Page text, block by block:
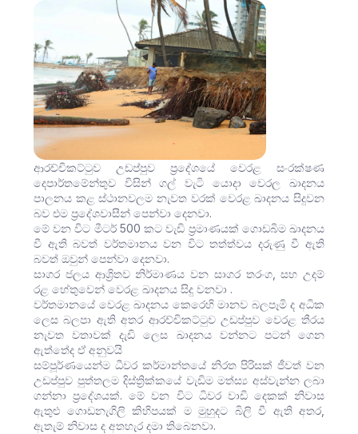
ආරච්චිකට්ටුව උඩප්පුව ප්‍රදේශයේ වෙරළ සංරක්ෂණ
දෙපාර්තමේන්තුව විසින් ගල් වැටි යොදා වෙරල ඛාදනය
පාලනය කළ ස්ථානවලම නැවත වරක් වෙරළ ඛාදනය සිදුවන
බව එම ප්‍රදේශවාසීන් පෙන්වා දෙනවා.
මේ වන විට මීටර් 500 කට වැඩි ප්‍රමාණයක් ගොඩබිම ඛාදනය
වී ඇති බවත් වර්තමානය වන විට තත්ත්වය දරුණු වී ඇති
බවත් ඔවුන් පෙන්වා දෙනවා.
සාගර ජලය ආශ්‍රිතව නිර්මාණය වන සාගර තරංග, සහ උදම්
රළ හේතුවෙන් වෙරළ ඛාදනය සිදු වනවා .
වර්තමානයේ වෙරළ ඛාදනය ‍කෙරෙහි මානව බලපෑමි ද අධික
ලෙස බලපා ඇති අතර ආරච්චිකට්ටුව උඩප්පුව වෙරළ තීරය
නැවත වතාවක් දැඩි ලෙස ඛාදනය වන්නට පටන් ගෙන
ඇත්තේද ඒ අනුවයි
සම්පූර්ණයෙන්ම ධීවර කර්මාන්තයේ නිරත පිරිසක් ජීවත් වන
උඩප්පුව පුත්තලම දිස්ත්‍රික්කයේ වැඩිම මත්ස්‍ය අස්වැන්න ලබා
ගන්නා ප්‍රදේශයක්. මේ වන විට ධිවර වාඩි දෙකක් නිවාස
ඇතුළු ගොඩනැගිලි කිහිපයක් ම මුහුදට බිලි වී ඇති අතර,
ඇතැම් නිවාස ද අතහැර දමා තිබෙනවා.